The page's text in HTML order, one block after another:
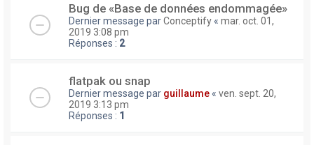
Bug de «Base de données endommagée»
Dernier message parConceptify « mar. oct. 01,
2019 3:08 pm
Réponses : 2
flatpak ou snap
Dernier message par guillaume « ven. sept. 20,
2019 3:13 pm
Réponses : 1